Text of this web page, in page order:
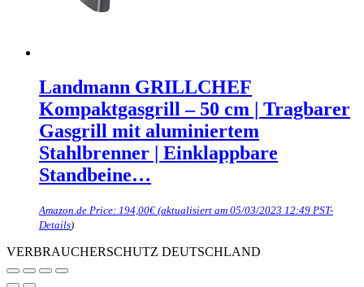
Landmann GRILLCHEF
Kompaktgasgrill – 50 cm | Tragbarer
Gasgrill mit aluminiertem
Stahlbrenner | Einklappbare
Standbeine…
Amazon.de Price: 194,00€ (aktualisiert am 05/03/2023 12:49 PST-
Details)
VERBRAUCHERSCHUTZ DEUTSCHLAND